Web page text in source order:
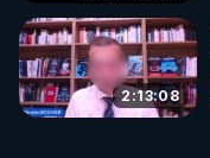
2:13:08